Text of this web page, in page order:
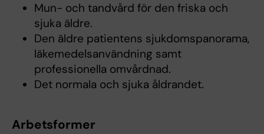
Mun- och tandvård för den friska och
sjuka äldre.
Den äldre patientens sjukdomspanorama,
läkemedelsanvändning samt
professionella omvårdnad.
Det normala och sjuka åldrandet.
Arbetsformer